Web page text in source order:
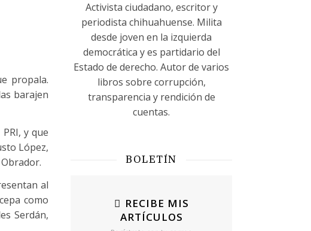
propala.
barajen
y que
López,
al
como
Serdán,
Activista ciudadano, escritor y
periodista chihuahuense. Milita
desde joven en la izquierda
democrática y es partidario del
Estado de derecho. Autor de varios
libros sobre corrupción,
transparencia y rendición de
cuentas.
BOLETÍN
RECIBE MIS
ARTÍCULOS